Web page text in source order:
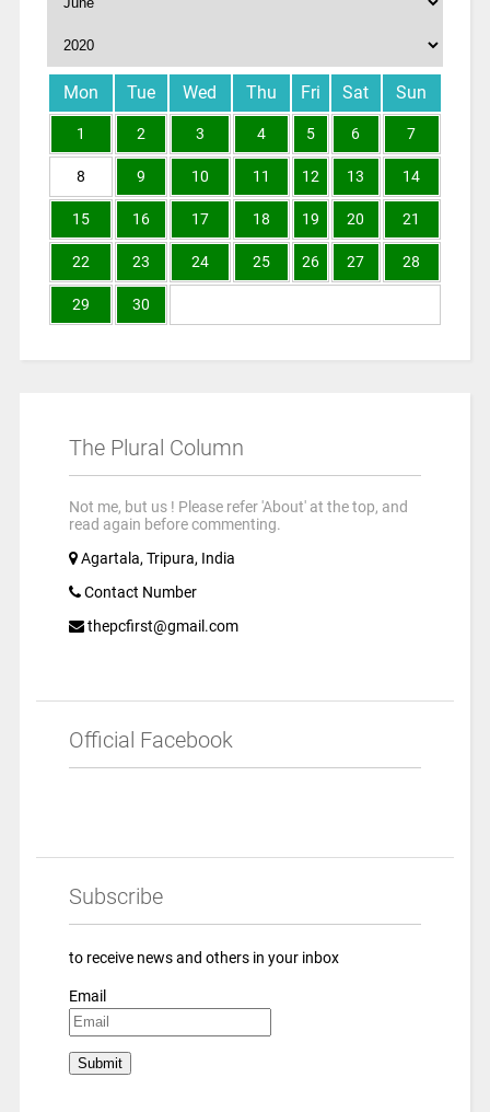
Mon Tue Wed Thu Fri Sat Sun
1 2 3 4 5 6 7
8 9 10 11 12 13 14
15 16 17 18 19 20 21
22 23 24 25 26 27 28
29 30
The Plural Column
Not me, but us ! Please refer 'About' at the top, and
read again before commenting.
Agartala, Tripura, India
Contact Number
thepcfirst@gmail.com
Official Facebook
Subscribe
to receive news and others in your inbox
Email